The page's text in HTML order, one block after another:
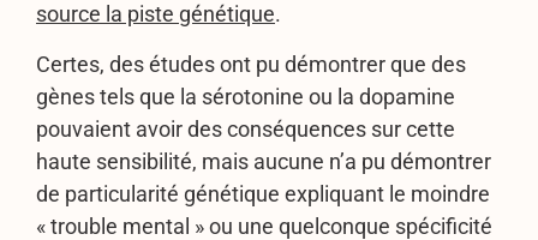
source la piste génétique.
Certes, des études ont pu démontrer que des
gènes tels que la sérotonine ou la dopamine
pouvaient avoir des conséquences sur cette
haute sensibilité, mais aucune n’a pu démontrer
de particularité génétique expliquant le moindre
« trouble mental » ou une quelconque spécificité